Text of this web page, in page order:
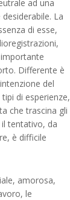
ad una
La
di esse,
Differente è
del
di esperienze,
che trascina gli
tentativo, da
è difficile
amorosa,
le